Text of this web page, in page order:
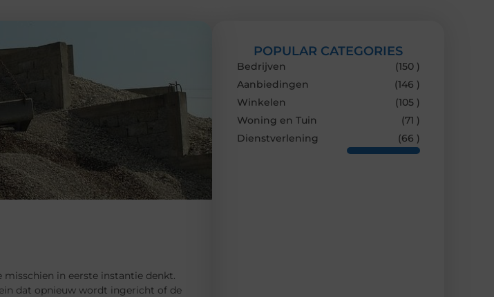
in eerste instantie denkt.
dat opnieuw wordt ingericht of de
POPULAR CATEGORIES
Bedrijven
(150 )
Aanbiedingen
(146 )
Winkelen
(105 )
Woning en Tuin
(71 )
Dienstverlening
(66 )